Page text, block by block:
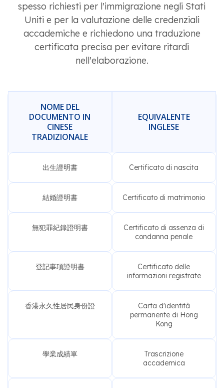
spesso richiesti per l'immigrazione negli Stati
Uniti e per la valutazione delle credenziali
accademiche e richiedono una traduzione
certificata precisa per evitare ritardi
nell'elaborazione.
NOME DEL
DOCUMENTO IN
CINESE
TRADIZIONALE
EQUIVALENTE
INGLESE
出生證明書 Certificato di nascita
結婚證明書 Certificato di matrimonio
無犯罪紀錄證明書
Certificato di assenza di
condanna penale
登記事項證明書
Certificato delle
informazioni registrate
香港永久性居民身份證
Carta d'identità
permanente di Hong
Kong
學業成績單
Trascrizione
accademica